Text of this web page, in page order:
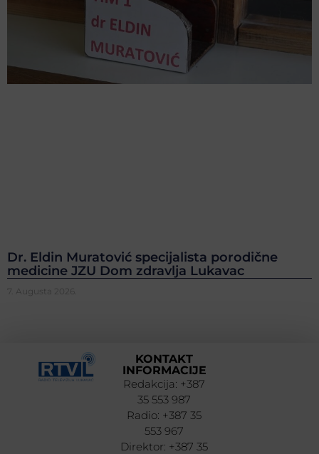
Dr. Eldin Muratović specijalista porodične
medicine JZU Dom zdravlja Lukavac
7. Augusta 2026.
KONTAKT
INFORMACIJE
Redakcija: +387
35 553 987
Radio: +387 35
553 967
Direktor: +387 35